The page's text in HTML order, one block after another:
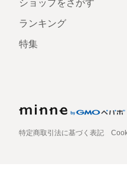
ショップをさがす
ランキング
特集
特定商取引法に基づく表記